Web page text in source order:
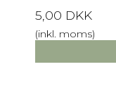
5,00 DKK
(inkl. moms)